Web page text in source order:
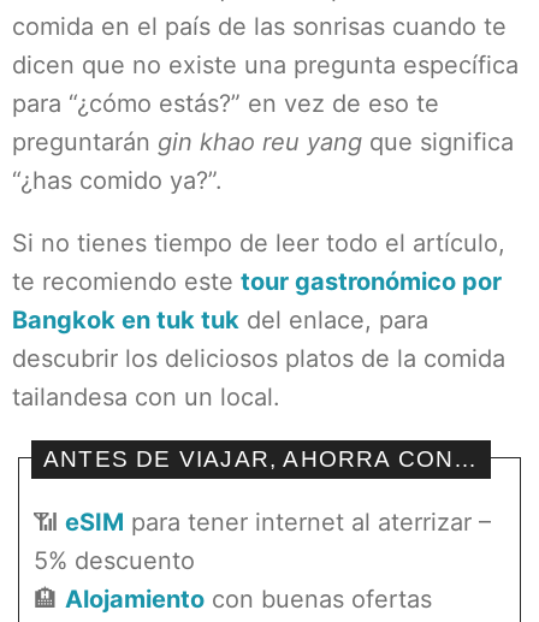
comida en el país de las sonrisas cuando te
dicen que no existe una pregunta específica
para “¿cómo estás?” en vez de eso te
preguntarán gin khao reu yang que significa
“¿has comido ya?”.
Si no tienes tiempo de leer todo el artículo,
te recomiendo este tour gastronómico por
Bangkok en tuk tuk del enlace, para
descubrir los deliciosos platos de la comida
tailandesa con un local.
ANTES DE VIAJAR, AHORRA CON…
📶 eSIM para tener internet al aterrizar –
5% descuento
🏨 Alojamiento con buenas ofertas